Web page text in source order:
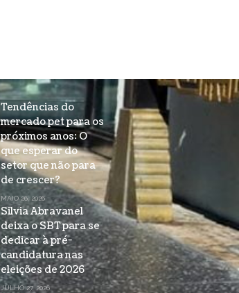
Tendências do
mercado pet para os
próximos anos: O
que esperar do
setor que não para
de crescer?
MAIO 26, 2026
Silvia Abravanel
deixa o SBT para se
dedicar à pré-
candidatura nas
eleições de 2026
JULHO 27, 2026